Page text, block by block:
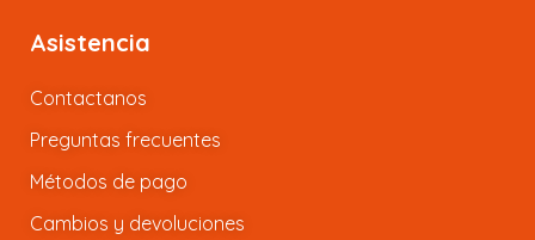
Asistencia
Contactanos
Preguntas frecuentes
Métodos de pago
Cambios y devoluciones